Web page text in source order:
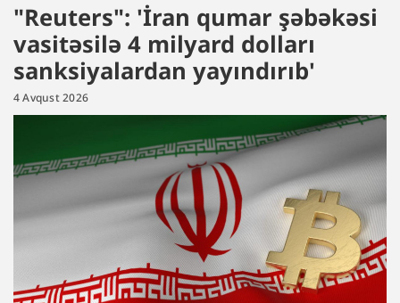
"Reuters": 'İran qumar şəbəkəsi
vasitəsilə 4 milyard dolları
sanksiyalardan yayındırıb'
4 Avqust 2026